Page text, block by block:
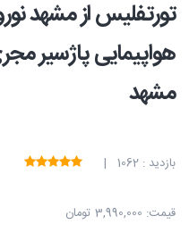
هواپیمایی پاژسیر
مشهد
بازدید : 1062 |
قیمت: 3,990,000 تومان